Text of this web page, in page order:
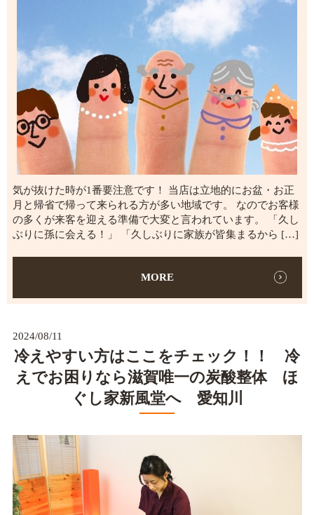
気が抜けた時が1番要注意です！ 当店は立地的にお盆・お正
月と帰省で帰って来られる方が多い地域です。 なのでお客様
の多くが来客を迎える準備で大変と言われています。 「久し
ぶりに孫に会える！」 「久しぶりに家族が皆集まるから […]
MORE
2024/08/11
冷えやすい方はここをチェック！！ 冷
えでお困りなら滋賀唯一の炭酸整体 ほ
ぐし家新風堂へ 愛知川